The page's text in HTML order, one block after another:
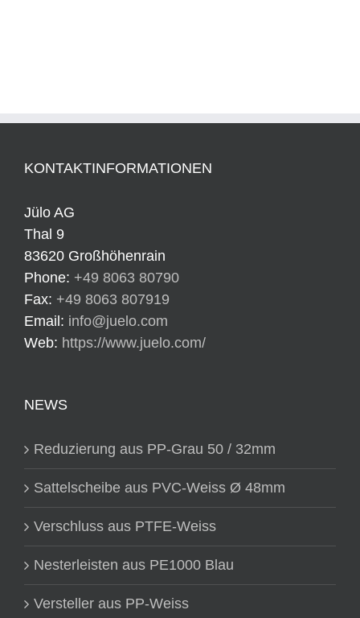
KONTAKTINFORMATIONEN
Jülo AG
Thal 9
83620 Großhöhenrain
Phone: +49 8063 80790
Fax: +49 8063 807919
Email: info@juelo.com
Web: https://www.juelo.com/
NEWS
Reduzierung aus PP-Grau 50 / 32mm
Sattelscheibe aus PVC-Weiss Ø 48mm
Verschluss aus PTFE-Weiss
Nesterleisten aus PE1000 Blau
Versteller aus PP-Weiss